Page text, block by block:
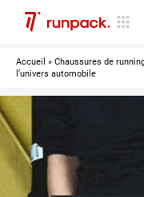
Accueil » Chaussures de
l’univers automobile